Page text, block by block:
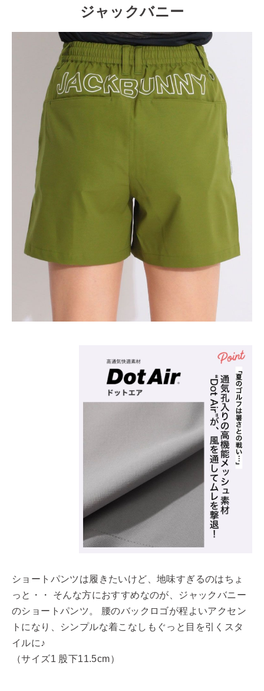
ジャックバニー
ショートパンツは履きたいけど、地味すぎるのはちょ
っと・・ そんな方におすすめなのが、ジャックバニー
のショートパンツ。 腰のバックロゴが程よいアクセン
トになり、シンプルな着こなしもぐっと目を引くスタ
イルに♪
（サイズ1 股下11.5cm）